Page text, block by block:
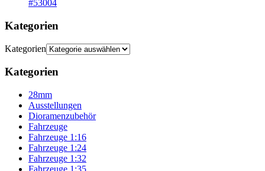
#53004
Kategorien
Kategorien
Kategorien
28mm
Ausstellungen
Dioramenzubehör
Fahrzeuge
Fahrzeuge 1:16
Fahrzeuge 1:24
Fahrzeuge 1:32